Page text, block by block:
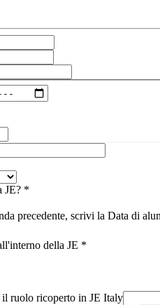
JE? *
precedente, scrivi la Data di
della JE *
ruolo ricoperto in JE Italy